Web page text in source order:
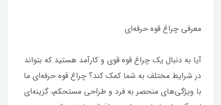
معرفی چراغ قوه حرفه‌ای
آیا به دنبال یک چراغ قوه قوی و کارآمد هستید که بتواند
در شرایط مختلف به شما کمک کند؟ چراغ قوه حرفه‌ای ما
با ویژگی‌های منحصر به فرد و طراحی مستحکم، گزینه‌ای